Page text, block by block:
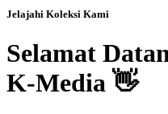
Jelajahi Koleksi Kami
Selamat
K-Media 👋